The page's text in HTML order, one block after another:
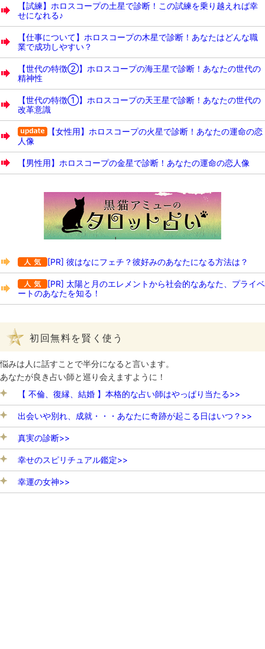
【試練】ホロスコープの土星で診断！この試練を乗り越えれば幸
せになれる♪
【仕事について】ホロスコープの木星で診断！あなたはどんな職
業で成功しやすい？
【世代の特徴②】ホロスコープの海王星で診断！あなたの世代の
精神性
【世代の特徴①】ホロスコープの天王星で診断！あなたの世代の
改革意識
【女性用】ホロスコープの火星で診断！あなたの運命の恋
人像
【男性用】ホロスコープの金星で診断！あなたの運命の恋人像
[PR] 彼はなにフェチ？彼好みのあなたになる方法は？
[PR] 太陽と月のエレメントから社会的なあなた、プライベ
ートのあなたを知る！
初回無料を賢く使う
悩みは人に話すことで半分になると言います。
あなたが良き占い師と巡り会えますように！
【 不倫、復縁、結婚 】本格的な占い師はやっぱり当たる>>
出会いや別れ、成就・・・あなたに奇跡が起こる日はいつ？>>
真実の診断>>
幸せのスピリチュアル鑑定>>
幸運の女神>>